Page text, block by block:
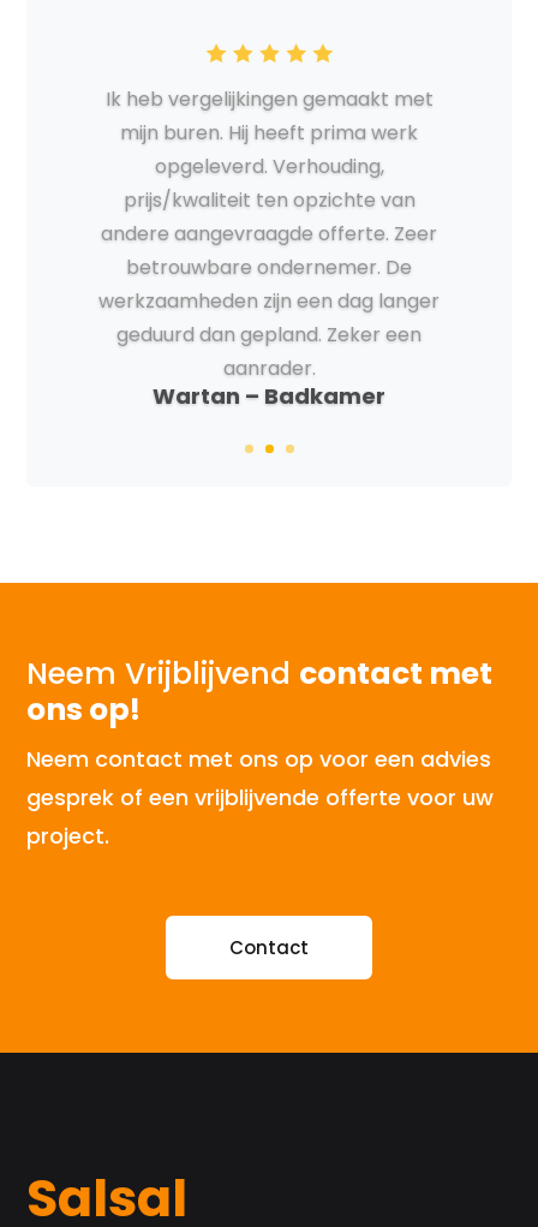
Loran - Volledige
Huisrenovatie
Neem Vrijblijvend contact met
ons op!
Neem contact met ons op voor een advies
gesprek of een vrijblijvende offerte voor uw
project.
Contact
Salsal